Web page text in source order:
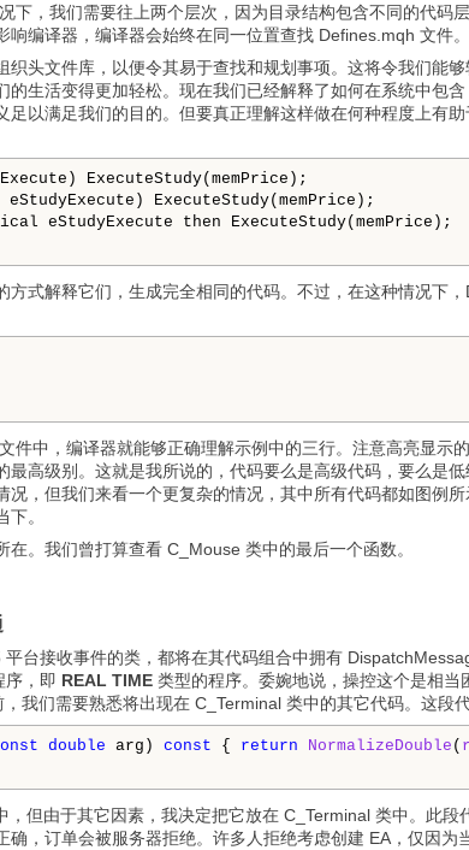
下，我们需要往上两个层次，因为目录结构包含不同的代
编译器，编译器会始终在同一位置查找 Defines.mqh 文件。
织头文件库，以便令其易于查找和规划事项。这将令我们能
生活变得更加轻松。现在我们已经解释了如何在系统中包
足以满足我们的目的。但要真正理解这样做在何种程度上有
ExecuteStudy(memPrice);
eStudyExecute then ExecuteStudy(memPrice);
方式解释它们，生成完全相同的代码。不过，在这种情况下
件中，编译器就能够正确理解示例中的三行。注意高亮显示
高级别。这就是我所说的，代码要么是高级代码，要么是
况，但我们来看一个更复杂的情况，其中所有代码都如图例
。
。我们曾打算查看 C_Mouse 类中的最后一个函数。
台接收事件的类，都将在其代码组合中拥有
序，即 REAL TIME 类型的程序。委婉地说，操控这个是相
我们需要熟悉将出现在 C_Terminal 类中的其它代码。这段
double arg) const { return NormalizeDouble (
但由于其它因素，我决定把它放在 C_Terminal 类中。此
，订单会被服务器拒绝。许多人拒绝考虑创建 EA，仅因为